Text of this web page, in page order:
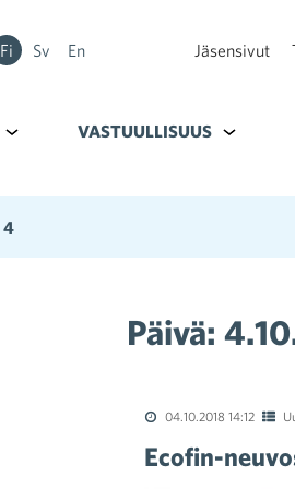
Fi Sv En Jäsensivut
Alavalikko kohteelle Tavoitteet
VASTUULLISUUS
4
Päivä:
04.10.2018 14:12
Ecofin-